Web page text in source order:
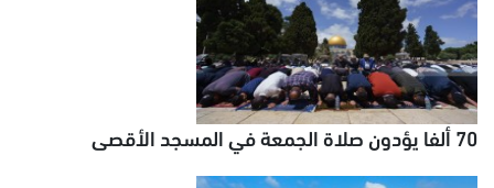
70 ألفا يؤدون صلاة الجمعة في المسجد الأقصى